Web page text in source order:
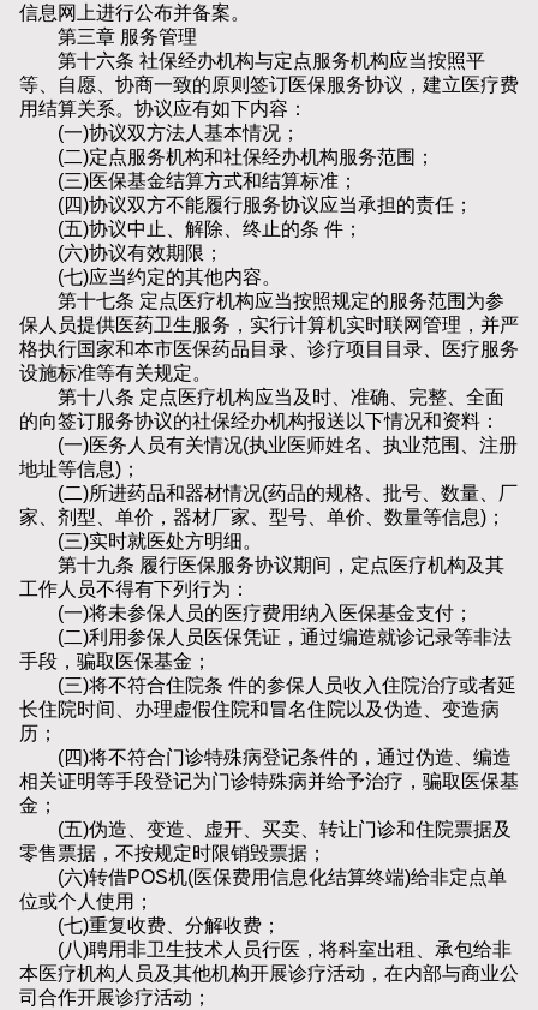
信息网上进行公布并备案。
第三章 服务管理
第十六条 社保经办机构与定点服务机构应当按照平
等、自愿、协商一致的原则签订医保服务协议，建立医疗费
用结算关系。协议应有如下内容：
(一)协议双方法人基本情况；
(二)定点服务机构和社保经办机构服务范围；
(三)医保基金结算方式和结算标准；
(四)协议双方不能履行服务协议应当承担的责任；
(五)协议中止、解除、终止的条 件；
(六)协议有效期限；
(七)应当约定的其他内容。
第十七条 定点医疗机构应当按照规定的服务范围为参
保人员提供医药卫生服务，实行计算机实时联网管理，并严
格执行国家和本市医保药品目录、诊疗项目目录、医疗服务
设施标准等有关规定。
第十八条 定点医疗机构应当及时、准确、完整、全面
的向签订服务协议的社保经办机构报送以下情况和资料：
(一)医务人员有关情况(执业医师姓名、执业范围、注册
地址等信息)；
(二)所进药品和器材情况(药品的规格、批号、数量、厂
家、剂型、单价，器材厂家、型号、单价、数量等信息)；
(三)实时就医处方明细。
第十九条 履行医保服务协议期间，定点医疗机构及其
工作人员不得有下列行为：
(一)将未参保人员的医疗费用纳入医保基金支付；
(二)利用参保人员医保凭证，通过编造就诊记录等非法
手段，骗取医保基金；
(三)将不符合住院条 件的参保人员收入住院治疗或者延
长住院时间、办理虚假住院和冒名住院以及伪造、变造病
历；
(四)将不符合门诊特殊病登记条件的，通过伪造、编造
相关证明等手段登记为门诊特殊病并给予治疗，骗取医保基
金；
(五)伪造、变造、虚开、买卖、转让门诊和住院票据及
零售票据，不按规定时限销毁票据；
(六)转借POS机(医保费用信息化结算终端)给非定点单
位或个人使用；
(七)重复收费、分解收费；
(八)聘用非卫生技术人员行医，将科室出租、承包给非
本医疗机构人员及其他机构开展诊疗活动，在内部与商业公
司合作开展诊疗活动；